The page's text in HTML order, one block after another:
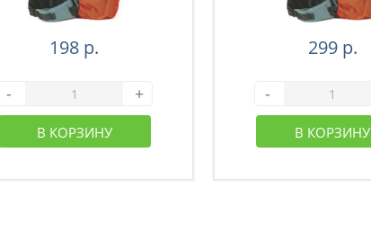
198 р.
- +
В КОРЗИНУ
299 р.
-
В КОРЗИНУ